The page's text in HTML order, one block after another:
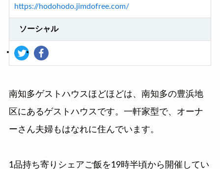
https://hodohodo.jimdofree.com/
ソーシャル
南知多ゲストハウスほどほどは、南知多の豊浜地
区にあるゲストハウスです。一軒家型で、オーナ
ーさん夫婦もはなれに住んでいます。
1品持ち寄りシェアご飯を19時半頃から開催してい